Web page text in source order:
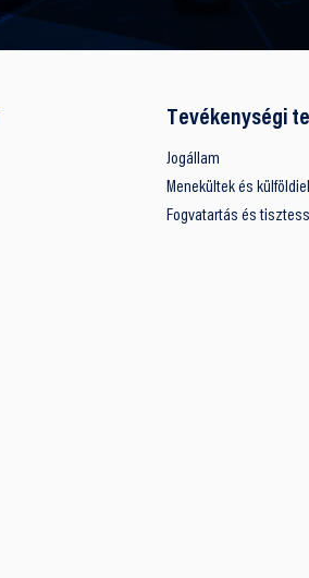
Tevékenységi
Jogállam
Menekültek és
Fogvatartás és